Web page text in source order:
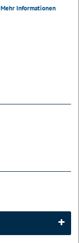
Mehr Informationen